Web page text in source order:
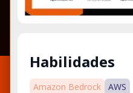
Habilidades
Amazon Bedrock AWS